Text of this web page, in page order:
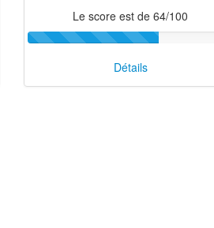
Le score est de 64/100
Détails